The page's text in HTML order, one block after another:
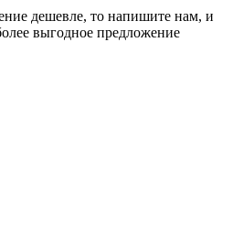
дешевле, то напишите нам, и
выгодное предложение